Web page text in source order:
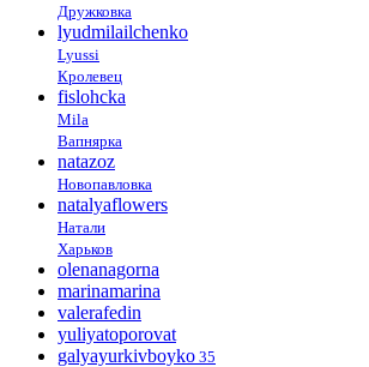
Дружковка
lyudmilailchenko
Lyussi
Кролевец
fislohcka
Mila
Вапнярка
natazoz
Новопавловка
natalyaflowers
Натали
Харьков
olenanagorna
marinamarina
valerafedin
yuliyatoporovat
galyayurkivboyko 35